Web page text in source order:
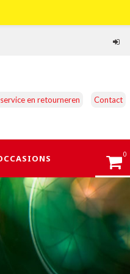
en retourneren Contact
0